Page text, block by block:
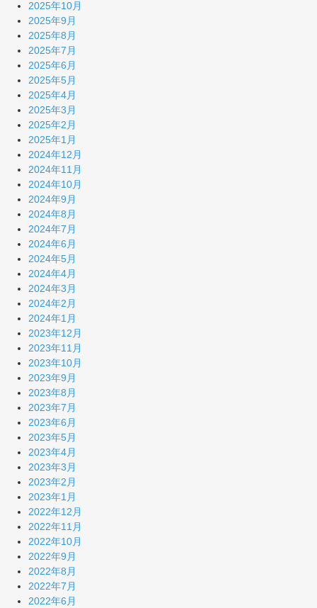
2025年10月
2025年9月
2025年8月
2025年7月
2025年6月
2025年5月
2025年4月
2025年3月
2025年2月
2025年1月
2024年12月
2024年11月
2024年10月
2024年9月
2024年8月
2024年7月
2024年6月
2024年5月
2024年4月
2024年3月
2024年2月
2024年1月
2023年12月
2023年11月
2023年10月
2023年9月
2023年8月
2023年7月
2023年6月
2023年5月
2023年4月
2023年3月
2023年2月
2023年1月
2022年12月
2022年11月
2022年10月
2022年9月
2022年8月
2022年7月
2022年6月